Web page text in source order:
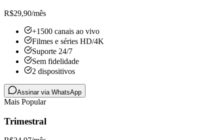
R$29,90/mês
+1500 canais ao vivo
Filmes e séries HD/4K
Suporte 24/7
Sem fidelidade
2 dispositivos
Assinar via WhatsApp
Mais Popular
Trimestral